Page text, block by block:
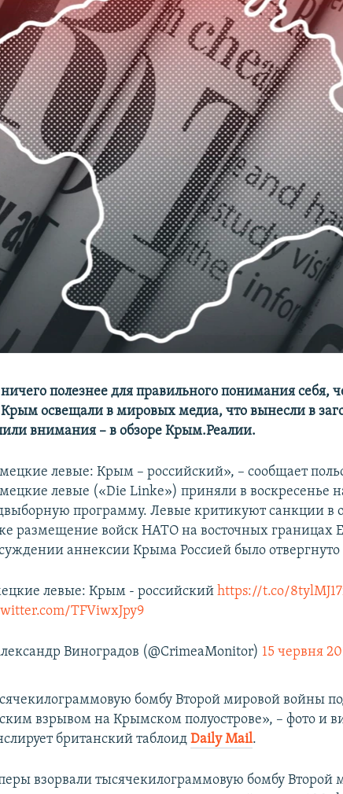
полезнее для правильного понимания себя,
освещали в мировых медиа, что вынесли в
внимания – в обзоре Крым.Реалии.
левые: Крым – российский», – сообщает
левые («Die Linke») приняли в воскресенье
программу. Левые критикуют санкции в
размещение войск НАТО на восточных границах
аннексии Крыма Россией было отвергнуто
левые: Крым - российскийhttps://t.co/
TFViwxJpy9
Виноградов (@CrimeaMonitor) 15 червня
бомбу Второй мировой войны
взрывом на Крымском полуострове», – фото и
британский таблоидDaily Mail.
взорвали тысячекилограммовую бомбу Второй